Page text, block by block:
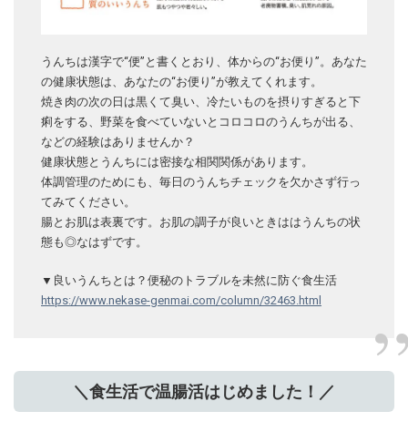
うんちは漢字で“便”と書くとおり、体からの“お便り”。あなた
の健康状態は、あなたの“お便り”が教えてくれます。
焼き肉の次の日は黒くて臭い、冷たいものを摂りすぎると下
痢をする、野菜を食べていないとコロコロのうんちが出る、
などの経験はありませんか？
健康状態とうんちには密接な相関関係があります。
体調管理のためにも、毎日のうんちチェックを欠かさず行っ
てみてください。
腸とお肌は表裏です。お肌の調子が良いときははうんちの状
態も◎なはずです。
▼良いうんちとは？便秘のトラブルを未然に防ぐ食生活
https://www.nekase-genmai.com/column/32463.html
＼食生活で温腸活はじめました！／